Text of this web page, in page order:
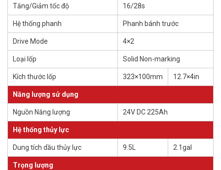
Tăng/Giảm tốc độ 16/28s
Hệ thống phanh Phanh bánh trước
Drive Mode 4×2
Loại lốp Solid Non-marking
Kích thước lốp 323×100mm 12.7×4in
Năng lượng sử dụng
Nguồn Năng lượng 24V DC 225Ah
Hệ thống thủy lực
Dung tích dầu thủy lực 9.5L 2.1gal
Trọng lượng